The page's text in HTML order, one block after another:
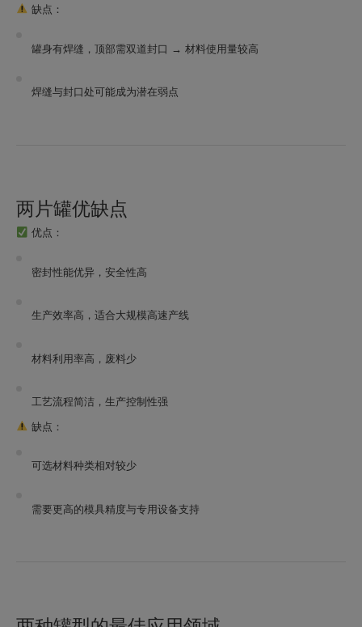
缺点：
罐身有焊缝，顶部需双道封口 → 材料使用量较高
焊缝与封口处可能成为潜在弱点
两片罐优缺点
优点：
密封性能优异，安全性高
生产效率高，适合大规模高速产线
材料利用率高，废料少
工艺流程简洁，生产控制性强
缺点：
可选材料种类相对较少
需要更高的模具精度与专用设备支持